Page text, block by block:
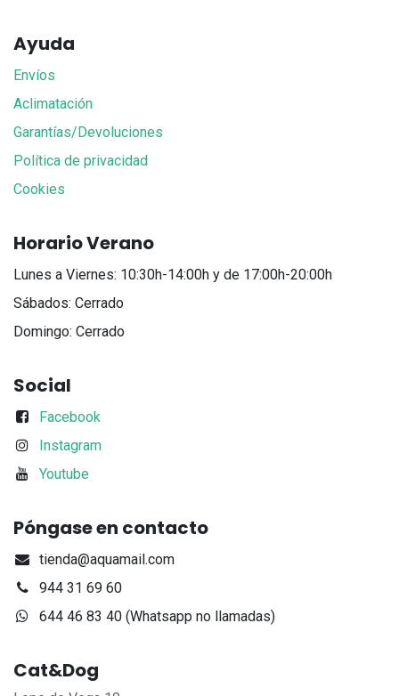
Ayuda
Envíos
Aclimatación
Garantías/Devoluciones
Política de privacidad
Cookies
Horario Verano
Lunes a Viernes: 10:30h-14:00h y de 17:00h-20:00h
Sábados: Cerrado
Domingo: Cerrado
Social
Facebook
Instagram
Youtube
Póngase en contacto
tienda@aquamail.com
944 31 69 60
644 46 83 40 (Whatsapp no llamadas)
Cat&Dog